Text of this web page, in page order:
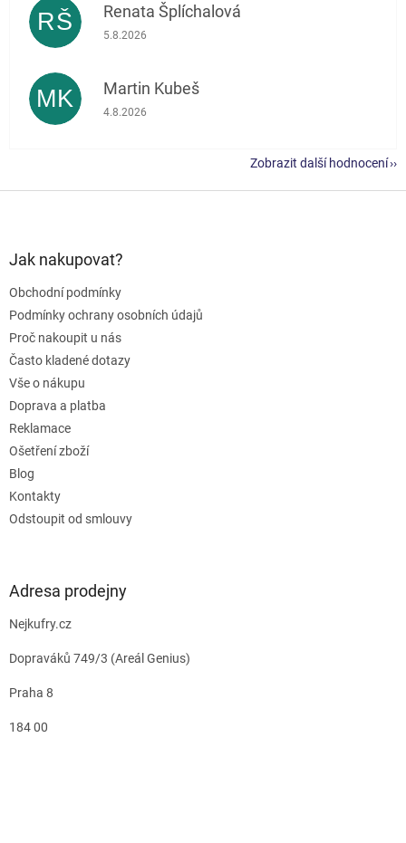
RŠ Renata Šplíchalová
Hodnocení obchodu je 5 z 5 hvězdiček.
5.8.2026
MK Martin Kubeš
Hodnocení obchodu je 5 z 5 hvězdiček.
4.8.2026
Zobrazit další hodnocení
Jak nakupovat?
Obchodní podmínky
Podmínky ochrany osobních údajů
Proč nakoupit u nás
Často kladené dotazy
Vše o nákupu
Doprava a platba
Reklamace
Ošetření zboží
Blog
Kontakty
Odstoupit od smlouvy
Adresa prodejny
Nejkufry.cz
Dopraváků 749/3 (Areál Genius)
Praha 8
184 00